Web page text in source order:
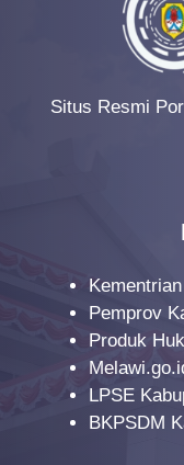
Situs Resmi
Pemprov
Produk
LPSE
BKPSDM